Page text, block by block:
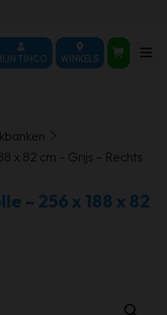
TIMCO WINKELS
x 82 cm – Grijs – Rechts
– 256 x 188 x 82